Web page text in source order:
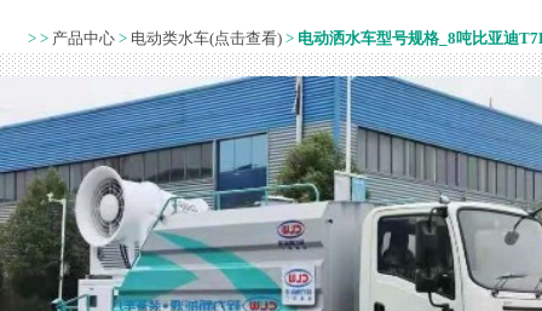
> > 产品中心 > 电动类水车(点击查看) > 电动洒水车型号规格_8吨比亚迪